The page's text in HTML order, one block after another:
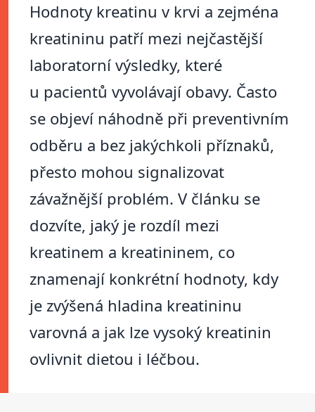
Hodnoty kreatinu v krvi a zejména
kreatininu patří mezi nejčastější
laboratorní výsledky, které
u pacientů vyvolávají obavy. Často
se objeví náhodně při preventivním
odběru a bez jakýchkoli příznaků,
přesto mohou signalizovat
závažnější problém. V článku se
dozvíte, jaký je rozdíl mezi
kreatinem a kreatininem, co
znamenají konkrétní hodnoty, kdy
je zvýšená hladina kreatininu
varovná a jak lze vysoký kreatinin
ovlivnit dietou i léčbou.